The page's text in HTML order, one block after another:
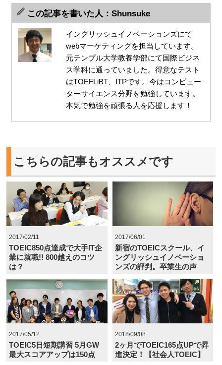
この記事を書いた人：Shunsuke
イングリッシュイノベーションズにて
webマーケティングを担当しています。
元テンプル大学教養学部にて国際ビジネ
ス学科に通っていました。得意なテスト
はTOEFLiBT、ITPです。今はコンピュー
ターサイエンス分野を勉強しています。
本気で勉強を頑張る人を応援します！
こちらの記事もオススメです
2017/02/11
TOEIC850点達成で大手IT企
業に就職!! 800越えのコツ
は？
2017/06/01
新宿のTOEICスクール、イ
ングリッシュイノベーショ
ンズの評判。卒業生の声
2017/05/12
TOEIC5日短期講習 5月GW
最大スコアアップは150点
2018/09/08
2ヶ月でTOEIC165点UPで昇
進決定！【社会人TOEIC】